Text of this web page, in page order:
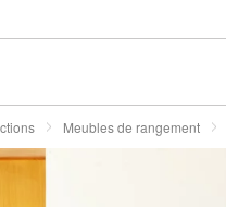
Wabi-
TV en bois foncé Aurora
Meubles de rangement